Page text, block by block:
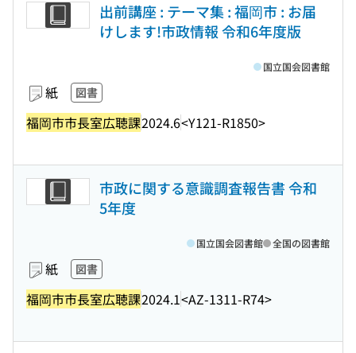
出前講座 : テーマ集 : 福岡市 : お届
けします!市政情報 令和6年度版
紙 図書
福岡市市長室広聴課2024.6<Y121-R1850>
国立国会図書館
市政に関する意識調査報告書 令和
5年度
紙 図書
福岡市市長室広聴課2024.1<AZ-1311-R74>
国立国会図書館 全国の図書館